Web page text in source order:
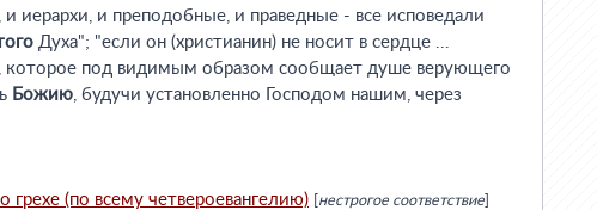
иерархи, и преподобные, и праведные - все исповедали
Духа"; "если он (христианин) не носит в сердце ...
которое под видимым образом сообщает душе верующего
Божию, будучи установленно Господом нашим, через
грехе (по всему четвероевангелию) нестрогое соответствие